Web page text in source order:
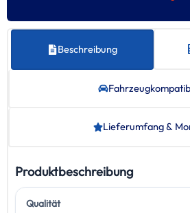
Beschreibung
Lieferumfang &
Produktbeschreibung
Qualität